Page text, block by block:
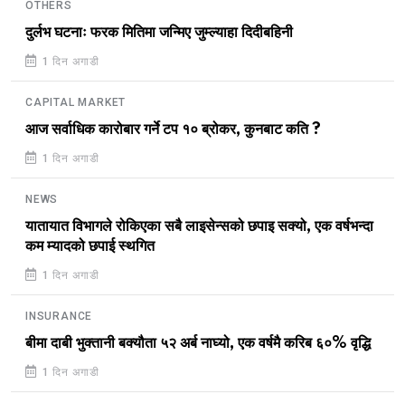
OTHERS
दुर्लभ घटनाः फरक मितिमा जन्मिए जुम्ल्याहा दिदीबहिनी
1 दिन अगाडी
CAPITAL MARKET
आज सर्वाधिक कारोबार गर्ने टप १० ब्रोकर, कुनबाट कति ?
1 दिन अगाडी
NEWS
यातायात विभागले रोकिएका सबै लाइसेन्सको छपाइ सक्यो, एक वर्षभन्दा
कम म्यादको छपाई स्थगित
1 दिन अगाडी
INSURANCE
बीमा दाबी भुक्तानी बक्यौता ५२ अर्ब नाघ्यो, एक वर्षमै करिब ६०% वृद्धि
1 दिन अगाडी